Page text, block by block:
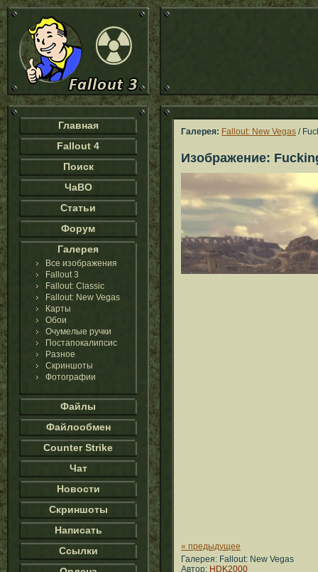
Главная
Fallout 4
Поиск
ЧаВО
Статьи
Форум
Галерея
Все изображения
Fallout 3
Fallout: Classic
Fallout: New Vegas
Карты
Обои
Очумелые ручки
Постапокалипсис
Разное
Скриншоты
Фотографии
Файлы
Файлообмен
Counter Strike
Чат
Новости
Скриншоты
Написать
Ссылки
Галерея: Fallout: New Vegas /
Изображение:
« предыдущее
Галерея: Fallout: New Vegas
Автор: HDK2000